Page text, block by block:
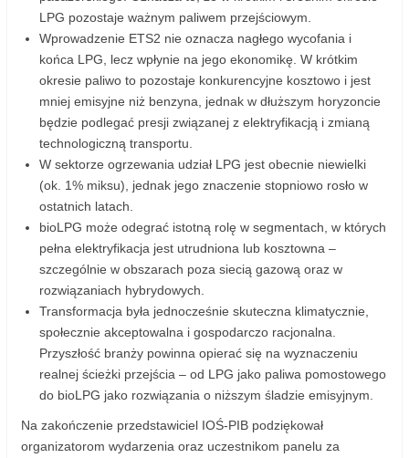
LPG pozostaje ważnym paliwem przejściowym.
Wprowadzenie ETS2 nie oznacza nagłego wycofania i
końca LPG, lecz wpłynie na jego ekonomikę. W krótkim
okresie paliwo to pozostaje konkurencyjne kosztowo i jest
mniej emisyjne niż benzyna, jednak w dłuższym horyzoncie
będzie podlegać presji związanej z elektryfikacją i zmianą
technologiczną transportu.
W sektorze ogrzewania udział LPG jest obecnie niewielki
(ok. 1% miksu), jednak jego znaczenie stopniowo rosło w
ostatnich latach.
bioLPG może odegrać istotną rolę w segmentach, w których
pełna elektryfikacja jest utrudniona lub kosztowna –
szczególnie w obszarach poza siecią gazową oraz w
rozwiązaniach hybrydowych.
Transformacja była jednocześnie skuteczna klimatycznie,
społecznie akceptowalna i gospodarczo racjonalna.
Przyszłość branży powinna opierać się na wyznaczeniu
realnej ścieżki przejścia – od LPG jako paliwa pomostowego
do bioLPG jako rozwiązania o niższym śladzie emisyjnym.
Na zakończenie przedstawiciel IOŚ-PIB podziękował
organizatorom wydarzenia oraz uczestnikom panelu za